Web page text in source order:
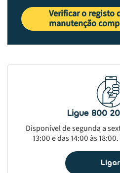
Verificar o registo
manutenção
Ligue 800
Disponível de segunda a
13:00 e das 14:00 às